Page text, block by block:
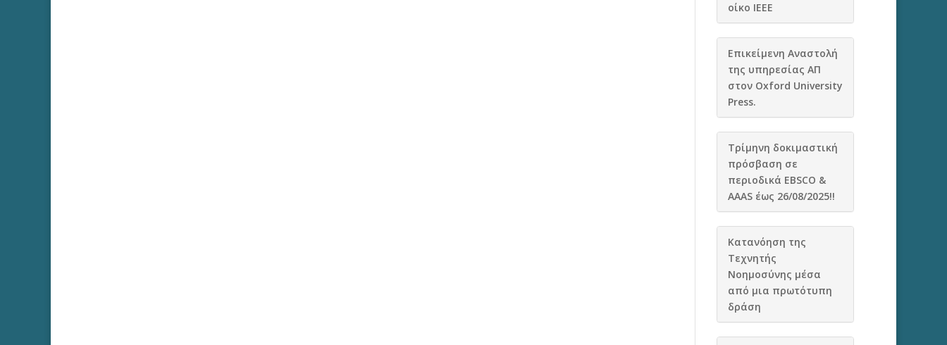
οίκο IEEE
Eπικείμενη Aναστολή
της υπηρεσίας ΑΠ
στον Oxford University
Press.
Τρίμηνη δοκιμαστική
πρόσβαση σε
περιοδικά EBSCO &
AAAS έως 26/08/2025!!
Κατανόηση της
Τεχνητής
Νοημοσύνης μέσα
από μια πρωτότυπη
δράση